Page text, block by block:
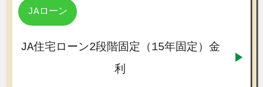
JAローン
JA住宅ローン2段階固定（15年固定）金
利